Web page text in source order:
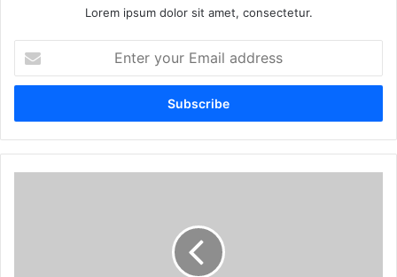
Lorem ipsum dolor sit amet, consectetur.
your
Email